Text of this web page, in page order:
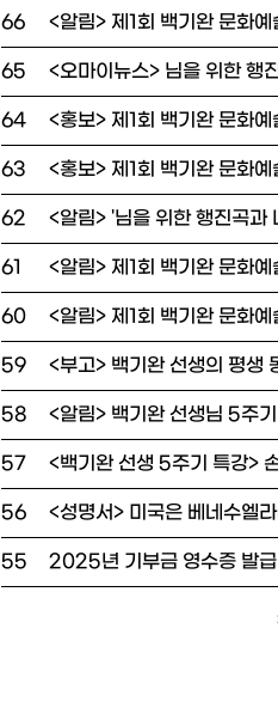
66 <알림> 제1회 백기완 문화
65 <오마이뉴스> 님을 위한 행
64 <홍보> 제1회 백기완 문화
63 <홍보> 제1회 백기완 문화
62 <알림> '님을 위한 행진곡과
61 <알림> 제1회 백기완 문화
60 <알림> 제1회 백기완 문화
59 <부고> 백기완 선생의 평생
58 <알림> 백기완 선생님 5주
57 <백기완 선생 5주기 특강>
56 <성명서> 미국은 베네수엘
55 2025년 기부금 영수증 발급